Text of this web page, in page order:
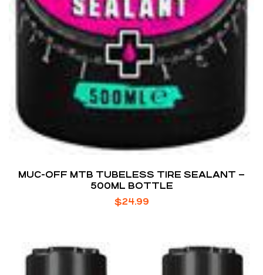
MUC-OFF MTB TUBELESS TIRE SEALANT –
500ML BOTTLE
$24.99